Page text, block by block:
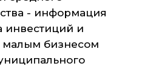
- информация
инвестиций и
малым бизнесом